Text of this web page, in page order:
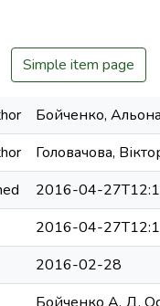
Simple item page
Бойченко,
Головачова,
2016-04-
2016-04-
2016-02-28